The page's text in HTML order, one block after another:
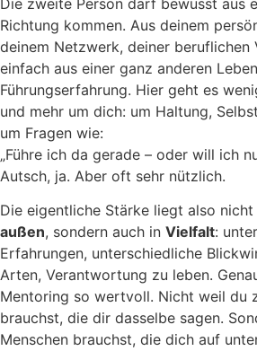
Richtung kommen. Aus deinem
deinem Netzwerk, deiner beruflichen
einfach aus einer ganz anderen
Führungserfahrung. Hier geht es
und mehr um dich: um Haltung,
um Fragen wie:
„Führe ich da gerade – oder will ich
Autsch, ja. Aber oft sehr nützlich.
Die eigentliche Stärke liegt also nicht
außen, sondern auch in Vielfalt:
Erfahrungen, unterschiedliche
Arten, Verantwortung zu leben.
Mentoring so wertvoll. Nicht weil du
brauchst, die dir dasselbe sagen.
Menschen brauchst, die dich auf